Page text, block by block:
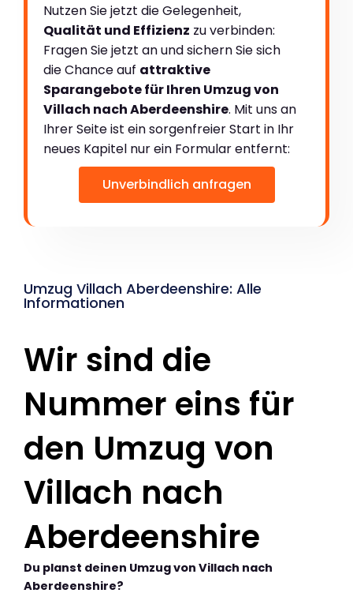
Nutzen Sie jetzt die Gelegenheit,
Qualität und Effizienz zu verbinden:
Fragen Sie jetzt an und sichern Sie sich
die Chance auf attraktive
Sparangebote für Ihren Umzug von
Villach nach Aberdeenshire. Mit uns an
Ihrer Seite ist ein sorgenfreier Start in Ihr
neues Kapitel nur ein Formular entfernt:
Unverbindlich anfragen
Umzug Villach Aberdeenshire: Alle
Informationen
Wir sind die
Nummer eins für
den Umzug von
Villach nach
Aberdeenshire
Du planst deinen Umzug von Villach nach
Aberdeenshire?